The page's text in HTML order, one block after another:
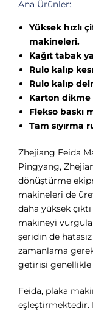
Ana Ürünler:
Yüksek hızlı
makineleri.
Kağıt tabak
Rulo kalıp
Rulo kalıp
Karton
Flekso baskı
Tam sıyırma
Zhejiang Feida
Pingyang,
dönüştürme
makineleri de
daha yüksek
makineyi
şeridin de
zamanlama
getirisi genellikle
Feida, plaka
eşleştirmektedir.